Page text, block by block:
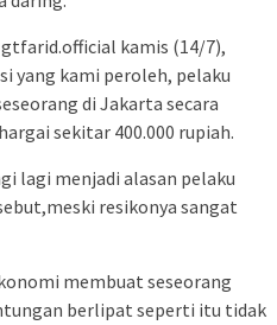
kamis (14/7),
yang kami peroleh, pelaku
di Jakarta secara
sekitar 400.000 rupiah.
lagi menjadi alasan pelaku
resikonya sangat
membuat seseorang
berlipat seperti itu tidak